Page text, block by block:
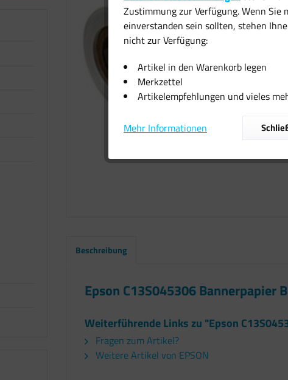
Beschreibung
Epson C13S045306 Bannerpapier
Weiterführende Links zu "Epson
Fragen zum Artikel?
Weitere Artikel von EPSON
Zustimmung zur Verfügung. Wenn Sie
einverstanden sein sollten, stehen
nicht zur Verfügung:
Artikel in den Warenkorb legen
Merkzettel
Artikelempfehlungen und vieles
Mehr Informationen